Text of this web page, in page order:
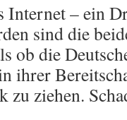
Internet – ein
sind die
ob die
ihrer
ziehen.